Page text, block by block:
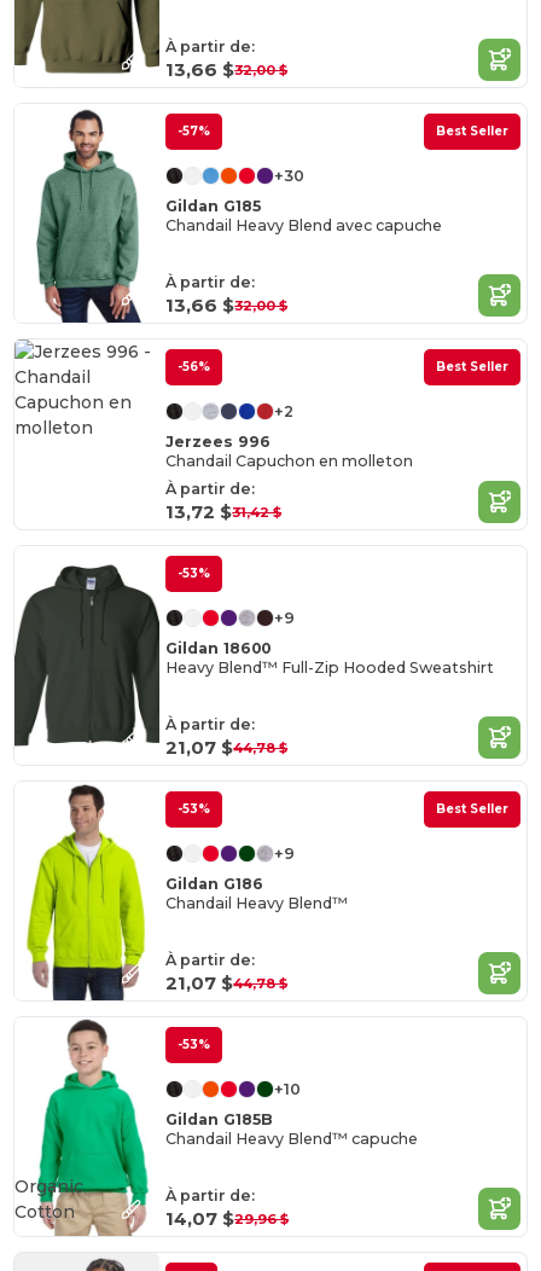
À partir de:
13,66 $32,00 $
-57% Best Seller
+30
Gildan G185
Chandail Heavy Blend avec capuche
À partir de:
13,66 $32,00 $
-56% Best Seller
+2
Jerzees 996
Chandail Capuchon en molleton
À partir de:
13,72 $31,42 $
-53%
+9
Gildan 18600
Heavy Blend™ Full-Zip Hooded Sweatshirt
À partir de:
21,07 $44,78 $
-53% Best Seller
+9
Gildan G186
Chandail Heavy Blend™
À partir de:
21,07 $44,78 $
-53%
+10
Gildan G185B
Chandail Heavy Blend™ capuche
À partir de:
14,07 $29,96 $
Organic
Cotton